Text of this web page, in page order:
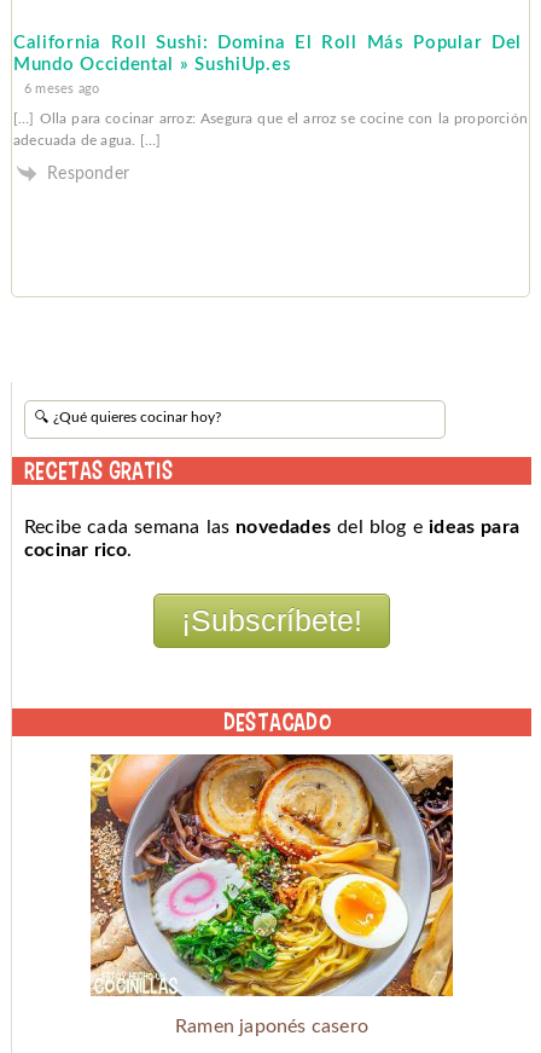
California Roll Sushi: Domina El Roll Más Popular Del
Mundo Occidental » SushiUp.es
6 meses ago
[…] Olla para cocinar⁤ arroz: Asegura que​ el arroz se cocine con ‌la ‍proporción
adecuada de agua. […]
Responder
RECETAS GRATIS
Recibe cada semana las novedades del blog eideas para
cocinar rico.
DESTACADO
Ramen japonés casero